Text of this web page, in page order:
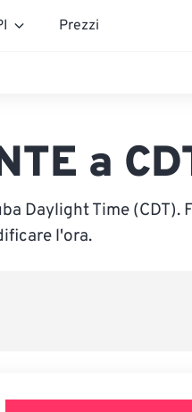
Prezzi
a
Daylight Time (CDT).
l'ora.